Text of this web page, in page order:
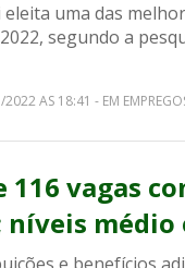
uma das
segundo a
AS 18:41 - EM
116 vagas
níveis